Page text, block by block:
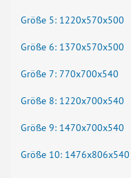
Größe 5: 1220x570x500
Größe 6: 1370x570x500
Größe 7: 770x700x540
Größe 8: 1220x700x540
Größe 9: 1470x700x540
Größe 10: 1476x806x540